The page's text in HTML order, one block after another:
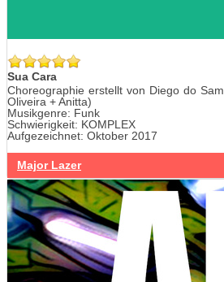
Sua Cara
Choreographie erstellt von Diego do
Oliveira + Anitta)
Musikgenre: Funk
Schwierigkeit: KOMPLEX
Aufgezeichnet: Oktober 2017
Major Lazer